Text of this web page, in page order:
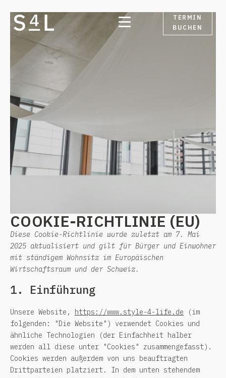
TERMIN
BUCHEN
COOKIE-RICHTLINIE (EU)
Diese Cookie-Richtlinie wurde zuletzt am 7. Mai
2025 aktualisiert und gilt für Bürger und Einwohner
mit ständigem Wohnsitz im Europäischen
Wirtschaftsraum und der Schweiz.
1. Einführung
Unsere Website, https://www.style-4-life.de (im
folgenden: "Die Website") verwendet Cookies und
ähnliche Technologien (der Einfachheit halber
werden all diese unter "Cookies" zusammengefasst).
Cookies werden außerdem von uns beauftragten
Drittparteien platziert. In dem unten stehendem